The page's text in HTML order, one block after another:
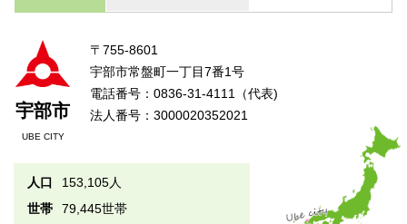
宇部市
UBE CITY
〒755-8601
宇部市常盤町一丁目7番1号
電話番号：0836-31-4111（代表)
法人番号：3000020352021
人口
153,105人
世帯
79,445世帯